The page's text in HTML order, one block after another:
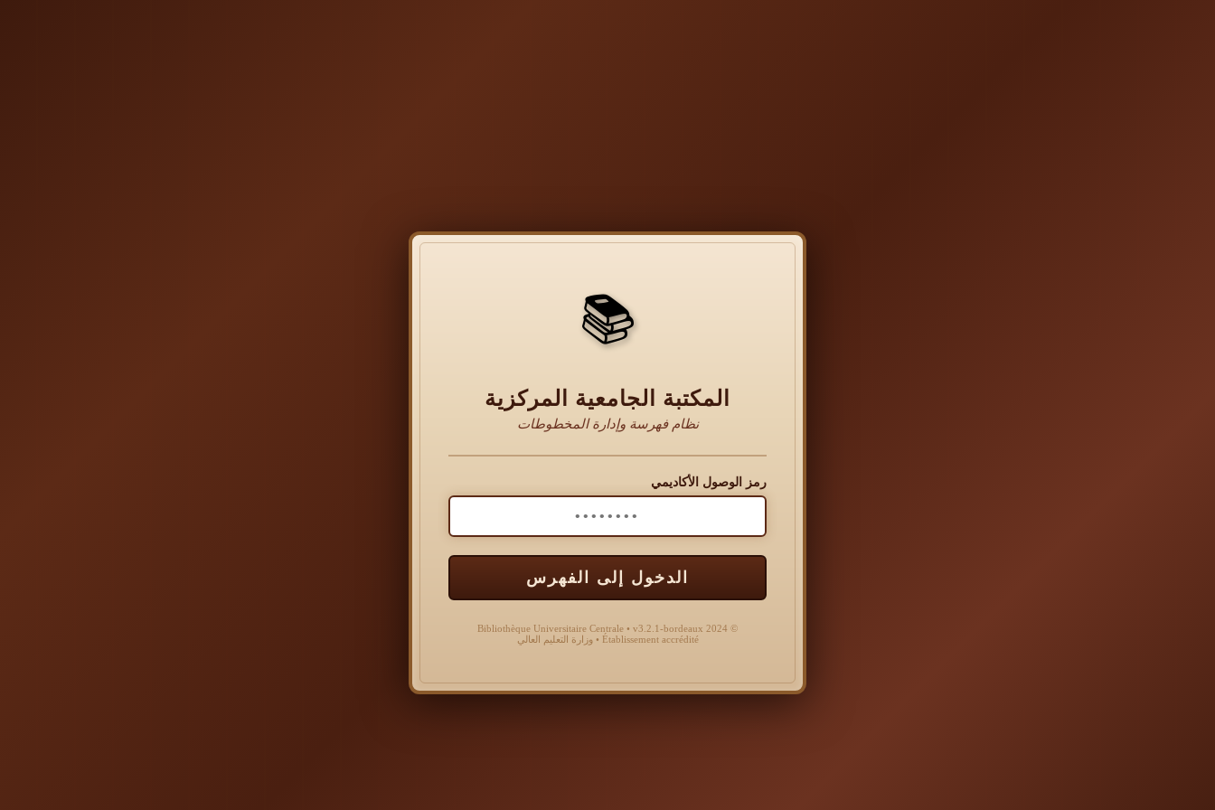
📚
المكتبة الجامعية المركزية
نظام فهرسة وإدارة المخطوطات
رمز الوصول الأكاديمي
الدخول إلى الفهرس
© 2024 Bibliothèque Universitaire Centrale • v3.2.1-bordeaux
Établissement accrédité • وزارة التعليم العالي